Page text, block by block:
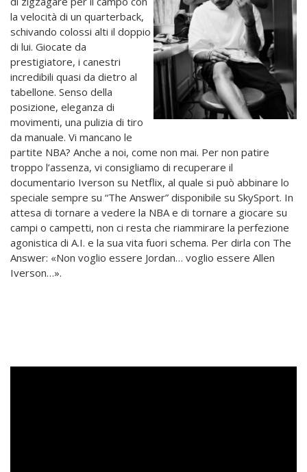
la velocità di un quarterback,
schivando colossi alti il doppio
di lui. Giocate da
prestigiatore, i canestri
incredibili quasi da dietro al
tabellone. Senso della
posizione, eleganza di
movimenti, una pulizia di tiro
da manuale. Vi mancano le
partite NBA? Anche a noi, come non mai. Per non patire
troppo l’assenza, vi consigliamo di recuperare il
documentario Iverson su Netflix, al quale si può abbinare lo
speciale sempre su “The Answer” disponibile su SkySport. In
attesa di tornare a vedere la NBA e di tornare a giocare su
campi o campetti, non ci resta che riammirare la perfezione
agonistica di A.I. e la sua vita fuori schema. Per dirla con The
Answer: «Non voglio essere Jordan… voglio essere Allen
Iverson…».